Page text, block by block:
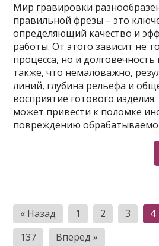
Мир гравировки
правильной фрезы – это
определяющий качество и
работы. От этого зависит не
процесса, но и долговечность
также, что немаловажно,
линий, глубина рельефа и
восприятие готового
может привести к поломке
повреждению
Пагинация
записей
« Назад 1 2 3 4
137
Вперед »